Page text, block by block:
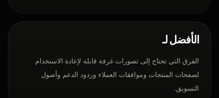
الأفضل لـ
الفرق التي تحتاج إلى تصورات غرفة قابلة لإعادة الاستخدام
لصفحات المنتجات وموافقات العملاء وردود الدعم وأصول
التسويق.